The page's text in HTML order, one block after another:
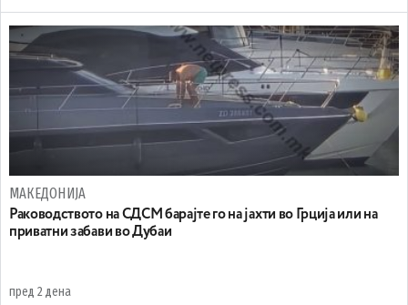
МАКЕДОНИЈА
Раководството на СДСМ барајте го на јахти во Грција или на
приватни забави во Дубаи
пред 2 дена